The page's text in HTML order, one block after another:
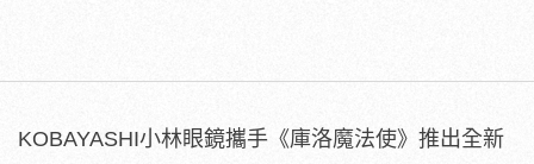
KOBAYASHI小林眼鏡攜手《庫洛魔法使》推出全新